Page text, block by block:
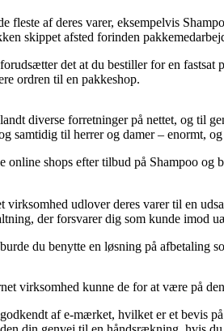
fleste af deres varer, eksempelvis
skippet afsted forinden
det at du bestiller for en
ordren til en pakkeshop.
diverse forretninger på nettet, og til
samtidig til herrer og damer – enormt,
shops efter tilbud på Shampoo
udlover deres varer til en
der forsvarer dig som kunde imod
du benytte en løsning på afbetaling
virksomhed kunne de for at være på
af e-mærket, hvilket er et bevis